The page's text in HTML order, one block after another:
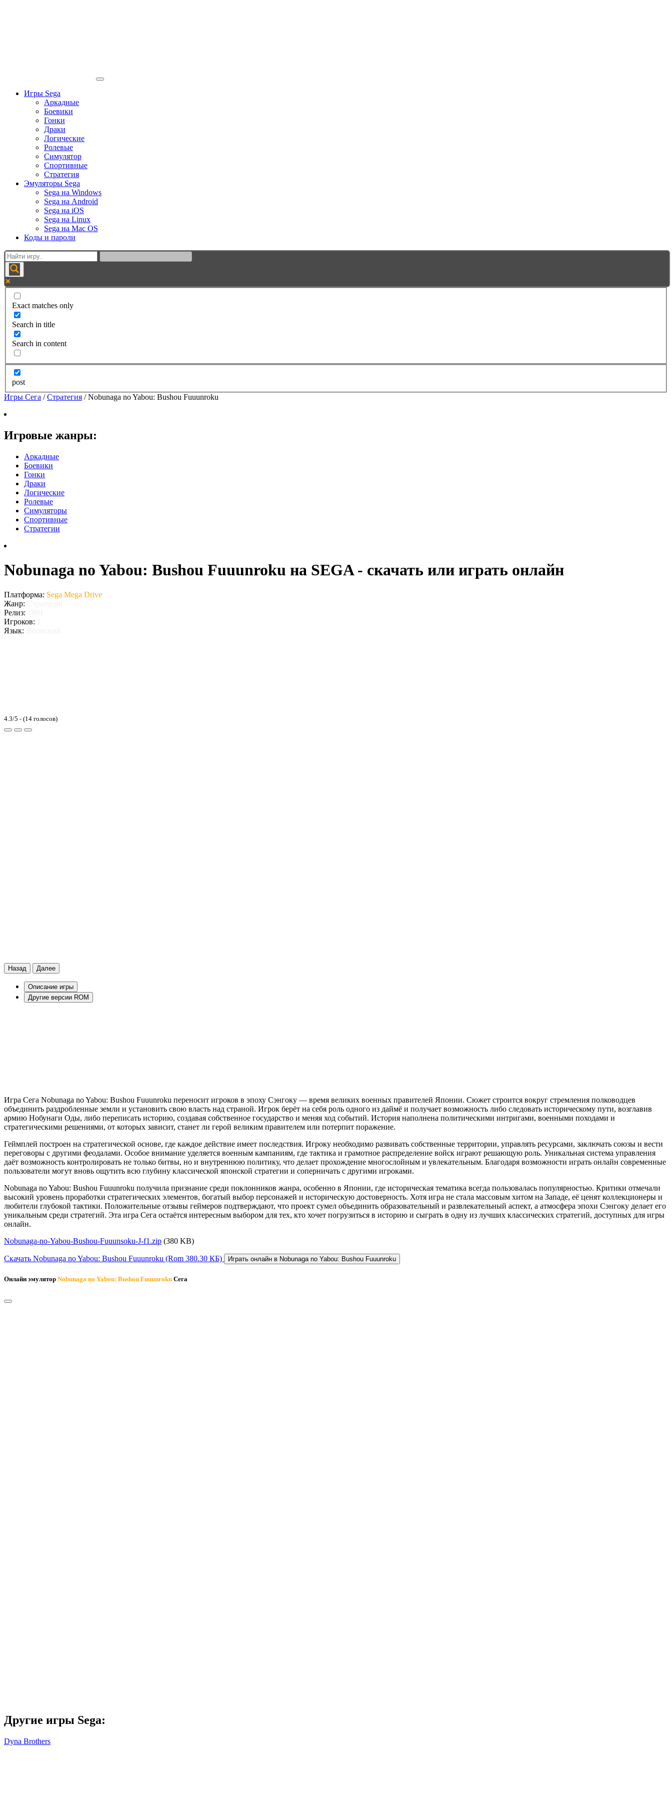
Игры Sega
Аркадные
Боевики
Гонки
Драки
Логические
Ролевые
Симулятор
Спортивные
Стратегия
Эмуляторы Sega
Sega на Windows
Sega на Android
Sega на iOS
Sega на Linux
Sega на Mac OS
Коды и пароли
Exact matches only
Search in title
Search in content
post
Игры Сега /Стратегия /Nobunaga no Yabou: Bushou Fuuunroku
Игровые жанры:
Аркадные
Боевики
Гонки
Драки
Логические
Ролевые
Симуляторы
Спортивные
Стратегии
Nobunaga no Yabou: Bushou Fuuunroku на SEGA - скачать или играть онлайн
Платформа: Sega Mega Drive
Жанр:
Релиз:
Игроков:
Язык:
4.3/5 - (14 голосов)
Назад Далее
Описание игры
Другие версии ROM
Игра Сега Nobunaga no Yabou: Bushou Fuuunroku переносит игроков в эпоху Сэнгоку — время великих военных правителей Японии. Сюжет строится вокруг стремления полководцев
объединить раздробленные земли и установить свою власть над страной. Игрок берёт на себя роль одного из даймё и получает возможность либо следовать историческому пути, возглавив
армию Нобунаги Оды, либо переписать историю, создавая собственное государство и меняя ход событий. История наполнена политическими интригами, военными походами и
стратегическими решениями, от которых зависит, станет ли герой великим правителем или потерпит поражение.
Геймплей построен на стратегической основе, где каждое действие имеет последствия. Игроку необходимо развивать собственные территории, управлять ресурсами, заключать союзы и вести
переговоры с другими феодалами. Особое внимание уделяется военным кампаниям, где тактика и грамотное распределение войск играют решающую роль. Уникальная система управления
даёт возможность контролировать не только битвы, но и внутреннюю политику, что делает прохождение многослойным и увлекательным. Благодаря возможности играть онлайн современные
пользователи могут вновь ощутить всю глубину классической японской стратегии и соперничать с другими игроками.
Nobunaga no Yabou: Bushou Fuuunroku получила признание среди поклонников жанра, особенно в Японии, где историческая тематика всегда пользовалась популярностью. Критики отмечали
высокий уровень проработки стратегических элементов, богатый выбор персонажей и историческую достоверность. Хотя игра не стала массовым хитом на Западе, её ценят коллекционеры и
любители глубокой тактики. Положительные отзывы геймеров подтверждают, что проект сумел объединить образовательный и развлекательный аспект, а атмосфера эпохи Сэнгоку делает его
уникальным среди стратегий. Эта игра Сега остаётся интересным выбором для тех, кто хочет погрузиться в историю и сыграть в одну из лучших классических стратегий, доступных для игры
онлайн.
Nobunaga-no-Yabou-Bushou-Fuuunsoku-J-f1.zip (380 KB)
Скачать Nobunaga no Yabou: Bushou Fuuunroku (Rom 380.30 КБ) Играть онлайн в Nobunaga no Yabou: Bushou Fuuunroku
Онлайн эмулятор Nobunaga no Yabou: Bushou Fuuunroku Сега
Другие игры Sega:
Dyna Brothers